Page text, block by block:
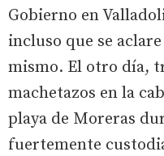
Gobierno en
incluso que se
mismo. El otro día,
machetazos en la
playa de Moreras
fuertemente